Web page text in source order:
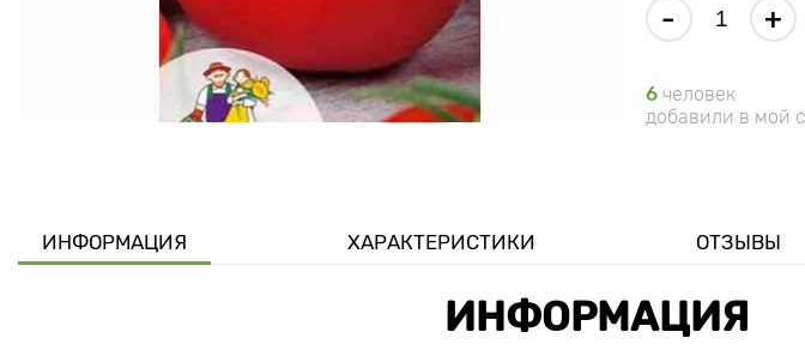
- +
6 человек
добавили в мой
ИНФОРМАЦИЯ ХАРАКТЕРИСТИКИ ОТЗЫВЫ
ИНФОРМАЦИЯ